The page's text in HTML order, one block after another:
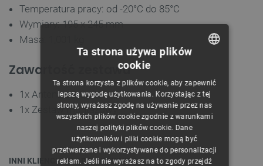
Temperatura pracy: od -20°C do 85°C
Wymiary: 195 x 245 mm
Masa: 1,001 kg
Zawartość zestawu
1x Antena 5G Qoltec
1x Zestaw montażowy
INNI KLIENCI OGLĄDALI RÓWNIEŻ:
CZECH
ENGLISH
GERMAN
Ta strona używa plików
cookie
Ta strona korzysta z plików cookie, aby zapewnić
lepszą wygodę użytkowania. Korzystając z tej
strony, wyrażasz zgodę na używanie przez nas
wszystkich plików cookie zgodnie z warunkami
naszej polityki plików cookie. Dane
użytkowników i pliki cookie mogą być
przetwarzane i wykorzystywane do personalizacji
reklam. Jeśli nie wyrażasz na to zgody przejdź